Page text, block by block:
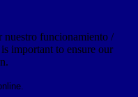
nuestro funcionamiento /
important to ensure our